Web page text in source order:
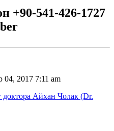
+90-541-426-1727
04, 2017 7:11 am
Айхан Чолак (Dr.